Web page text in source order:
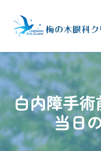
白内障手
当日